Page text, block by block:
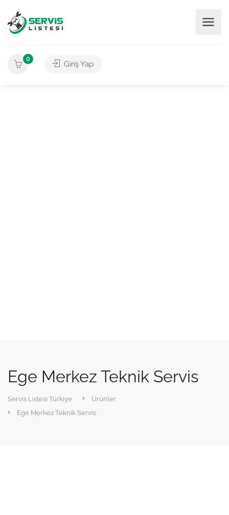
0
Giriş Yap
Ege Merkez Teknik Servis
Servis Listesi Türkiye
Ürünler
Ege Merkez Teknik Servis